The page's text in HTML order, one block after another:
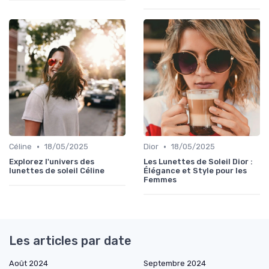
Céline • 18/05/2025
Explorez l'univers des
lunettes de soleil Céline
Dior • 18/05/2025
Les Lunettes de Soleil Dior :
Élégance et Style pour les
Femmes
Les articles par date
Août 2024
Septembre 2024